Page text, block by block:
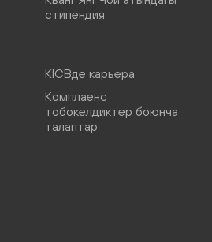
стипендия
KICBде карьера
Комплаенс
тобокелдиктер боюнча
талаптар